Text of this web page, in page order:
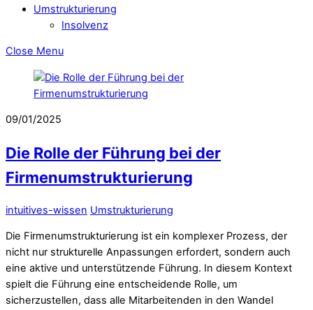
Umstrukturierung
Insolvenz
Close Menu
09/01/2025
Die Rolle der Führung bei der
Firmenumstrukturierung
intuitives-wissen Umstrukturierung
Die Firmenumstrukturierung ist ein komplexer Prozess, der
nicht nur strukturelle Anpassungen erfordert, sondern auch
eine aktive und unterstützende Führung. In diesem Kontext
spielt die Führung eine entscheidende Rolle, um
sicherzustellen, dass alle Mitarbeitenden in den Wandel